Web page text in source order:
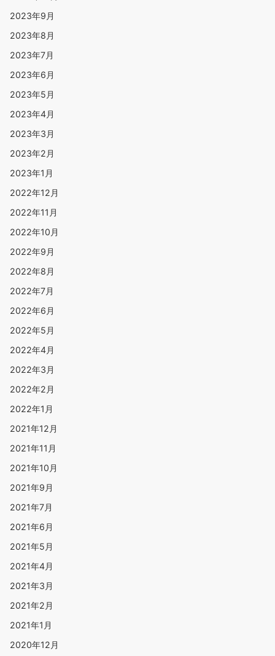
2023年9月
2023年8月
2023年7月
2023年6月
2023年5月
2023年4月
2023年3月
2023年2月
2023年1月
2022年12月
2022年11月
2022年10月
2022年9月
2022年8月
2022年7月
2022年6月
2022年5月
2022年4月
2022年3月
2022年2月
2022年1月
2021年12月
2021年11月
2021年10月
2021年9月
2021年7月
2021年6月
2021年5月
2021年4月
2021年3月
2021年2月
2021年1月
2020年12月